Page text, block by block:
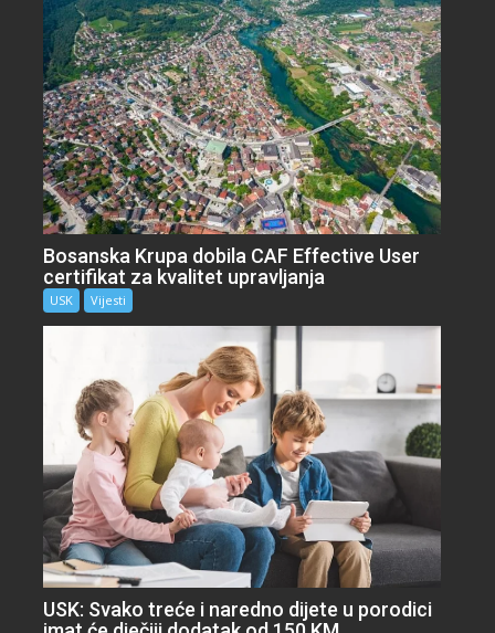
Bosanska Krupa dobila CAF Effective User
certifikat za kvalitet upravljanja
USK Vijesti
USK: Svako treće i naredno dijete u porodici